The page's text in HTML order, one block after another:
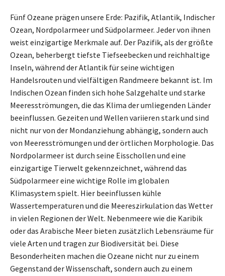
Fünf Ozeane prägen unsere Erde: Pazifik, Atlantik, Indischer
Ozean, Nordpolarmeer und Südpolarmeer. Jeder von ihnen
weist einzigartige Merkmale auf. Der Pazifik, als der größte
Ozean, beherbergt tiefste Tiefseebecken und reichhaltige
Inseln, während der Atlantik für seine wichtigen
Handelsrouten und vielfältigen Randmeere bekannt ist. Im
Indischen Ozean finden sich hohe Salzgehalte und starke
Meeresströmungen, die das Klima der umliegenden Länder
beeinflussen. Gezeiten und Wellen variieren stark und sind
nicht nur von der Mondanziehung abhängig, sondern auch
von Meeresströmungen und der örtlichen Morphologie. Das
Nordpolarmeer ist durch seine Eisschollen und eine
einzigartige Tierwelt gekennzeichnet, während das
Südpolarmeer eine wichtige Rolle im globalen
Klimasystem spielt. Hier beeinflussen kühle
Wassertemperaturen und die Meereszirkulation das Wetter
in vielen Regionen der Welt. Nebenmeere wie die Karibik
oder das Arabische Meer bieten zusätzlich Lebensräume für
viele Arten und tragen zur Biodiversität bei. Diese
Besonderheiten machen die Ozeane nicht nur zu einem
Gegenstand der Wissenschaft, sondern auch zu einem